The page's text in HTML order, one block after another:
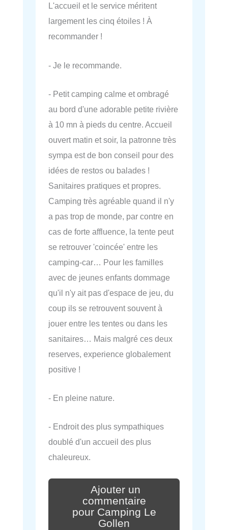
L'accueil et le service méritent
largement les cinq étoiles ! À
recommander !
- Je le recommande.
- Petit camping calme et ombragé
au bord d'une adorable petite rivière
à 10 mn à pieds du centre. Accueil
ouvert matin et soir, la patronne très
sympa est de bon conseil pour des
idées de restos ou balades !
Sanitaires pratiques et propres.
Camping très agréable quand il n'y
a pas trop de monde, par contre en
cas de forte affluence, la tente peut
se retrouver 'coincée' entre les
camping-car… Pour les familles
avec de jeunes enfants dommage
qu'il n'y ait pas d'espace de jeu, du
coup ils se retrouvent souvent à
jouer entre les tentes ou dans les
sanitaires… Mais malgré ces deux
reserves, experience globalement
positive !
- En pleine nature.
- Endroit des plus sympathiques
doublé d'un accueil des plus
chaleureux.
Ajouter un
commentaire
pour Camping Le
Gollen